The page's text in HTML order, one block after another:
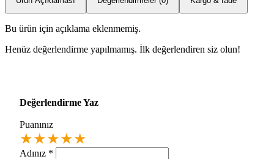
Bu ürün için açıklama eklenmemiş.
Henüz değerlendirme yapılmamış. İlk değerlendiren siz olun!
Değerlendirme Yaz
Puanınız
★★★★★
Adınız *